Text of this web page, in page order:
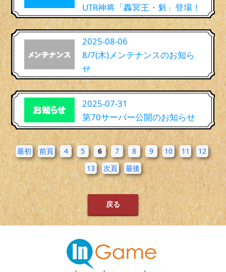
UTR神将「轟冥王・魁」登場！
2025-08-06
8/7(木)メンテナンスのお知ら
せ
2025-07-31
第70サーバー公開のお知らせ
最初 前頁 4 5 6 7 8 9 10 11
12
13
次頁 最後
戻る